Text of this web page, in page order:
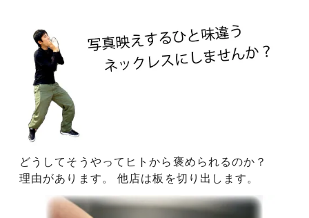
どうしてそうやってヒトから褒められるのか？
理由があります。 他店は板を切り出します。